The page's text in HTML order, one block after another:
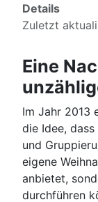
Details
Zuletzt
Eine
Im Jahr 2013
die Idee,
und
eigene
anbietet,
durchführen